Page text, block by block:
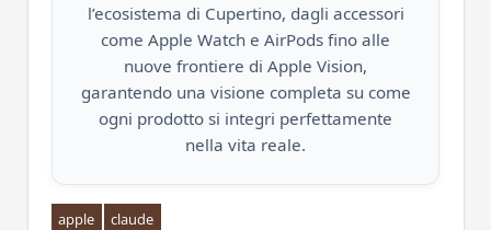
l’ecosistema di Cupertino, dagli accessori
come Apple Watch e AirPods fino alle
nuove frontiere di Apple Vision,
garantendo una visione completa su come
ogni prodotto si integri perfettamente
nella vita reale.
apple claude